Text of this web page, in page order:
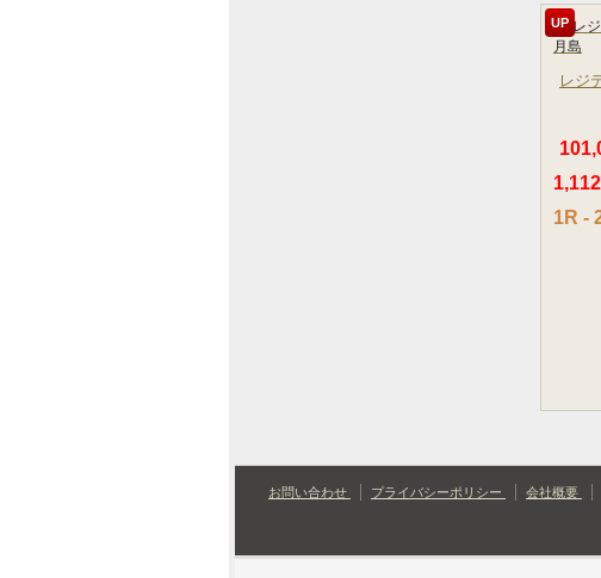
UP
レジ
1R -
お問い合わせ プライバシーポリシー 会社概要